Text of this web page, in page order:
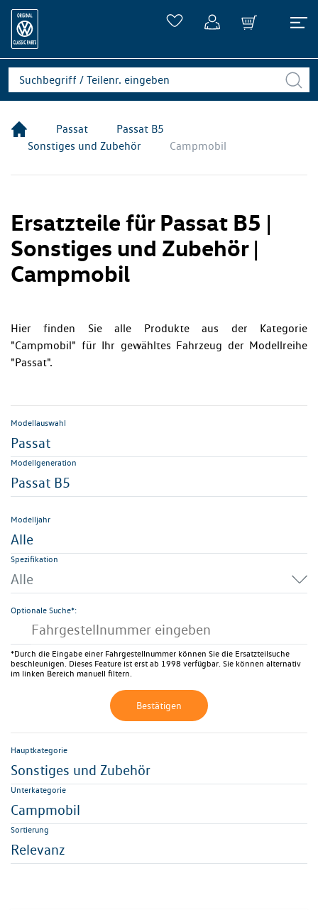
Passat
Passat B5
Sonstiges und Zubehör
Campmobil
Ersatzteile für Passat B5 |
Sonstiges und Zubehör |
Campmobil
Hier finden Sie alle Produkte aus der Kategorie
"Campmobil" für Ihr gewähltes Fahrzeug der Modellreihe
"Passat".
Modellauswahl
Passat
Modellgeneration
Passat B5
Modelljahr
Alle
Spezifikation
Alle
Optionale Suche*:
*Durch die Eingabe einer Fahrgestellnummer können Sie die Ersatzteilsuche
beschleunigen. Dieses Feature ist erst ab 1998 verfügbar. Sie können alternativ
im linken Bereich manuell filtern.
Bestätigen
Hauptkategorie
Sonstiges und Zubehör
Unterkategorie
Campmobil
Sortierung
Relevanz